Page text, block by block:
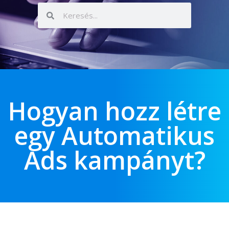
Hogyan hozz létre
egy Automatikus
Ads kampányt?